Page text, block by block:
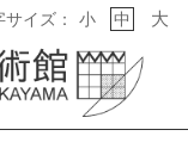
サイズ： 小 中 大